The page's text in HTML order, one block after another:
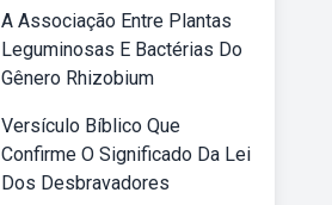
A Associação Entre Plantas
Leguminosas E Bactérias Do
Gênero Rhizobium
Versículo Bíblico Que
Confirme O Significado Da Lei
Dos Desbravadores